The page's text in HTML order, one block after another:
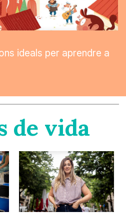
ideals per aprendre a
de vida